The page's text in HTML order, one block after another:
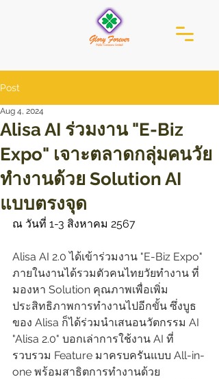
Post
Alisa AI ร่วมงาน "E-Biz
Expo" เจาะตลาดกลุ่มคนวัย
ทำงานด้วย Solution AI
แบบตรงจุด
Aug 4, 2024
ณ วันที่ 1-3 สิงหาคม 2567
Alisa AI 2.0 ได้เข้าร่วมงาน "E-Biz Expo"
ภายในงานได้รวมตัวคนไทยวัยทำงาน ที่
มองหา Solution คุณภาพเพื่อเพิ่ม
ประสิทธิภาพการทำงานไปอีกขั้น ซึ่งบูธ
ของ Alisa ก็ได้ร่วมนำเสนอนวัตกรรม AI
"Alisa 2.0" บอกเล่าการใช้งาน AI ที่
รวบรวม Feature มาครบครันแบบ All-in-
one พร้อมสาธิตการทำงานด้วย